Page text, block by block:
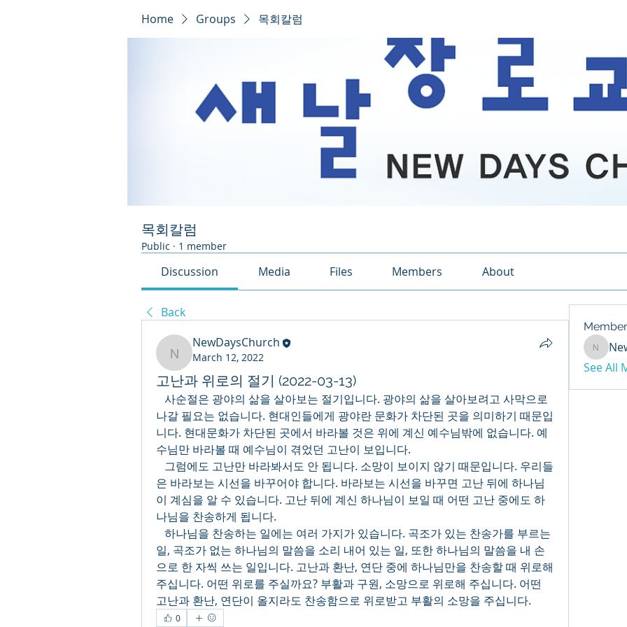
Home Groups 목회칼럼
목회칼럼
Public · 1 member
Discussion Media Files Members About
Back
NewDaysChurch
NewDaysChurch
March 12, 2022
고난과 위로의 절기 (2022-03-13)
나갈 필요는 없습니다. 현대인들에게 광야란 문화가 차단된 곳을 의미하기 때문입
니다. 현대문화가 차단된 곳에서 바라볼 것은 위에 계신 예수님밖에 없습니다. 예
수님만 바라볼 때 예수님이 겪었던 고난이 보입니다.
은 바라보는 시선을 바꾸어야 합니다. 바라보는 시선을 바꾸면 고난 뒤에 하나님
이 계심을 알 수 있습니다. 고난 뒤에 계신 하나님이 보일 때 어떤 고난 중에도 하
나님을 찬송하게 됩니다.
일, 곡조가 없는 하나님의 말씀을 소리 내어 있는 일, 또한 하나님의 말씀을 내 손
으로 한 자씩 쓰는 일입니다. 고난과 환난, 연단 중에 하나님만을 찬송할 때 위로해
주십니다. 어떤 위로를 주실까요? 부활과 구원, 소망으로 위로해 주십니다. 어떤
고난과 환난, 연단이 올지라도 찬송함으로 위로받고 부활의 소망을 주십니다.
0
See All